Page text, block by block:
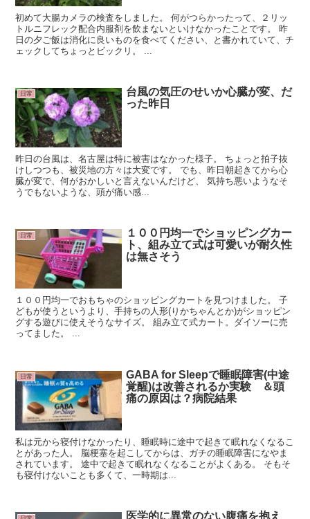
初めて大腸カメラの検査をしました。 何がつらかったって、２リッ
トルニフレック配合内服剤を飲まないといけなかったことです。 昨
日の夕ご飯は消化に良いものを食べてください、と書かれていて、チ
ェックしてちょっとビックリ。 ...
日常
台風の気圧のせいか心臓が変、だ
った昨日
昨日の台風は、名古屋は特に被害はなかった様子。 ちょっと拍子抜
けしつつも、被災地の方々は大変です。 でも、昨日朝起きてから心
臓が変で、何がおかしいと言えないんだけど、 気持ち悪いようなそ
うでもないような、頭が痛い感...
日常
１００円均一でショッピングカー
ト、組み立て式は可愛いが耐久性
は無さそう
１００円均一でおもちゃのショッピングカートを見つけました。 子
どもが使うというより、手持ちの人形(りかちゃんとか)がショッピン
グする遊びに使えそうなサイズ。 組み立て式カート。ダイソーに売
ってました。 ...
日常
GABA for Sleepで睡眠障害(中途
覚醒)は改善されるか実験 ＆頭
痛の原因は？病院結果
私は元から寝付けなかったり、睡眠時に途中で起きて眠れなくなるこ
とがあった人。 脳梗塞を起こしてからは、ガチの睡眠障害になやま
されています。 途中で起きて眠れなくなることがよくある。 そもそ
も寝付けないことも多くて、一時期は...
医学的に異常のない腹痛を抱え